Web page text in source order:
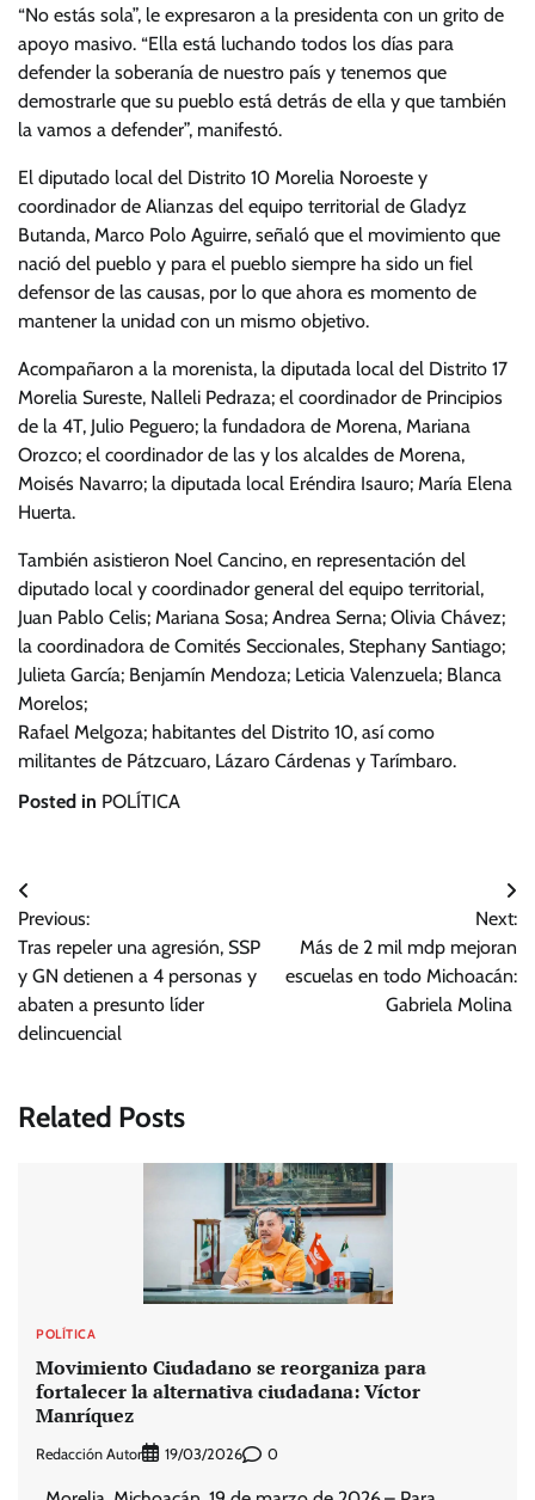
“No estás sola”, le expresaron a la presidenta con un grito de
apoyo masivo. “Ella está luchando todos los días para
defender la soberanía de nuestro país y tenemos que
demostrarle que su pueblo está detrás de ella y que también
la vamos a defender”, manifestó.
El diputado local del Distrito 10 Morelia Noroeste y
coordinador de Alianzas del equipo territorial de Gladyz
Butanda, Marco Polo Aguirre, señaló que el movimiento que
nació del pueblo y para el pueblo siempre ha sido un fiel
defensor de las causas, por lo que ahora es momento de
mantener la unidad con un mismo objetivo.
Acompañaron a la morenista, la diputada local del Distrito 17
Morelia Sureste, Nalleli Pedraza; el coordinador de Principios
de la 4T, Julio Peguero; la fundadora de Morena, Mariana
Orozco; el coordinador de las y los alcaldes de Morena,
Moisés Navarro; la diputada local Eréndira Isauro; María Elena
Huerta.
También asistieron Noel Cancino, en representación del
diputado local y coordinador general del equipo territorial,
Juan Pablo Celis; Mariana Sosa; Andrea Serna; Olivia Chávez;
la coordinadora de Comités Seccionales, Stephany Santiago;
Julieta García; Benjamín Mendoza; Leticia Valenzuela; Blanca
Morelos;
Rafael Melgoza; habitantes del Distrito 10, así como
militantes de Pátzcuaro, Lázaro Cárdenas y Tarímbaro.
Posted in POLÍTICA
Navegación
de
entradas
Previous:
Tras repeler una agresión, SSP
y GN detienen a 4 personas y
abaten a presunto líder
delincuencial
Next:
Más de 2 mil mdp mejoran
escuelas en todo Michoacán:
Gabriela Molina
Related Posts
POLÍTICA
Movimiento Ciudadano se reorganiza para
fortalecer la alternativa ciudadana: Víctor
Manríquez
Redacción Autor 19/03/2026 0